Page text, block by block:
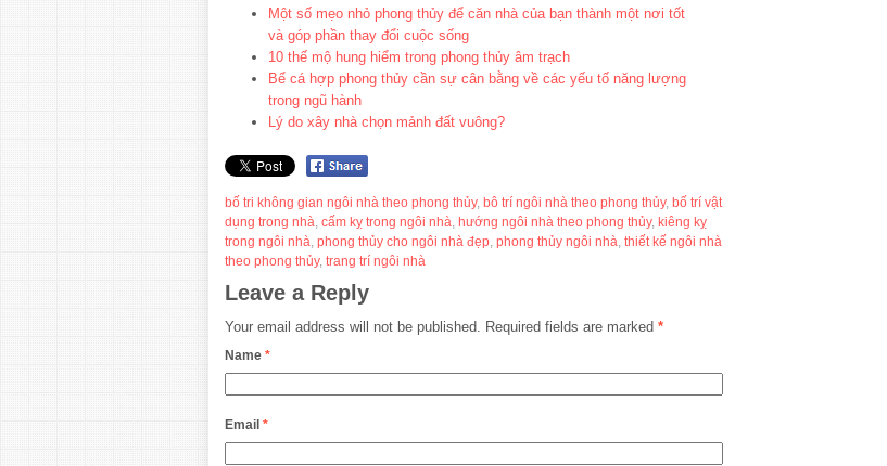
Một số mẹo nhỏ phong thủy để căn nhà của bạn thành một nơi tốt
và góp phần thay đổi cuộc sống
10 thế mộ hung hiểm trong phong thủy âm trạch
Bể cá hợp phong thủy cần sự cân bằng về các yếu tố năng lượng
trong ngũ hành
Lý do xây nhà chọn mảnh đất vuông?
bố tri không gian ngôi nhà theo phong thủy, bô trí ngôi nhà theo phong thủy, bố trí vật
dụng trong nhà, cấm kỵ trong ngôi nhà, hướng ngôi nhà theo phong thủy, kiêng kỵ
trong ngôi nhà, phong thủy cho ngôi nhà đẹp, phong thủy ngôi nhà, thiết kế ngôi nhà
theo phong thủy, trang trí ngôi nhà
Leave a Reply
Your email address will not be published. Required fields are marked *
Name *
Email *